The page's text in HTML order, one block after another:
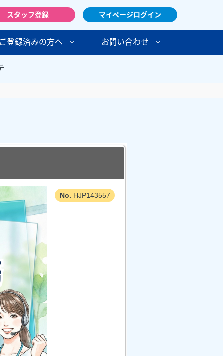
スタッフ登録 マイページログイン
登録済みの方へ お問い合わせ
HJP143557